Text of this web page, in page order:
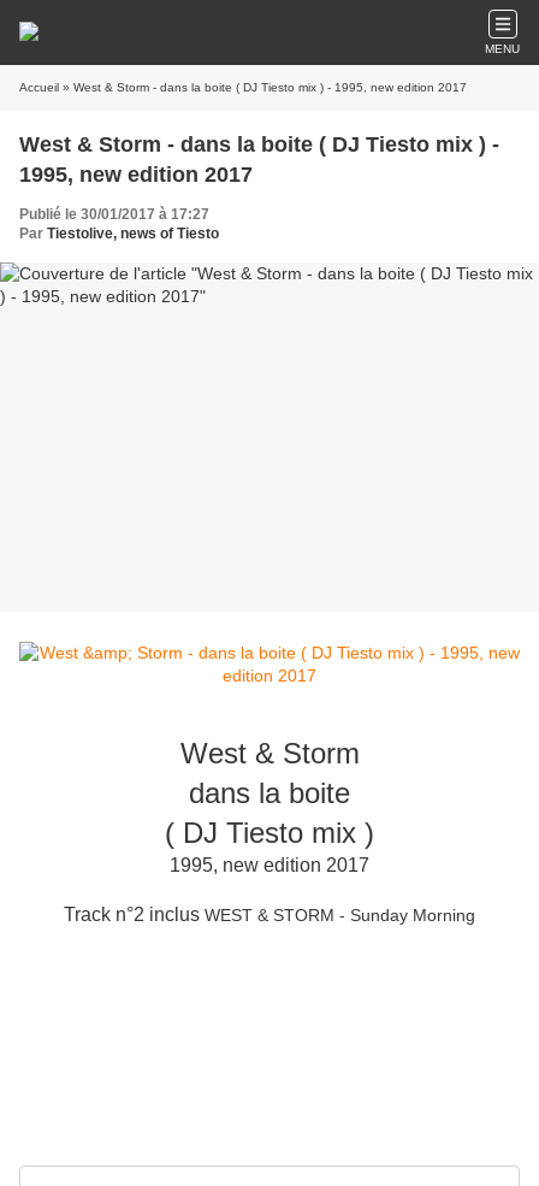
MENU
Accueil » West & Storm - dans la boite ( DJ Tiesto mix ) - 1995, new edition 2017
West & Storm - dans la boite ( DJ Tiesto mix ) -
1995, new edition 2017
Publié le 30/01/2017 à 17:27
Par Tiestolive, news of Tiesto
West & Storm
dans la boite
( DJ Tiesto mix )
1995, new edition 2017
Track n°2 inclus WEST & STORM - Sunday Morning